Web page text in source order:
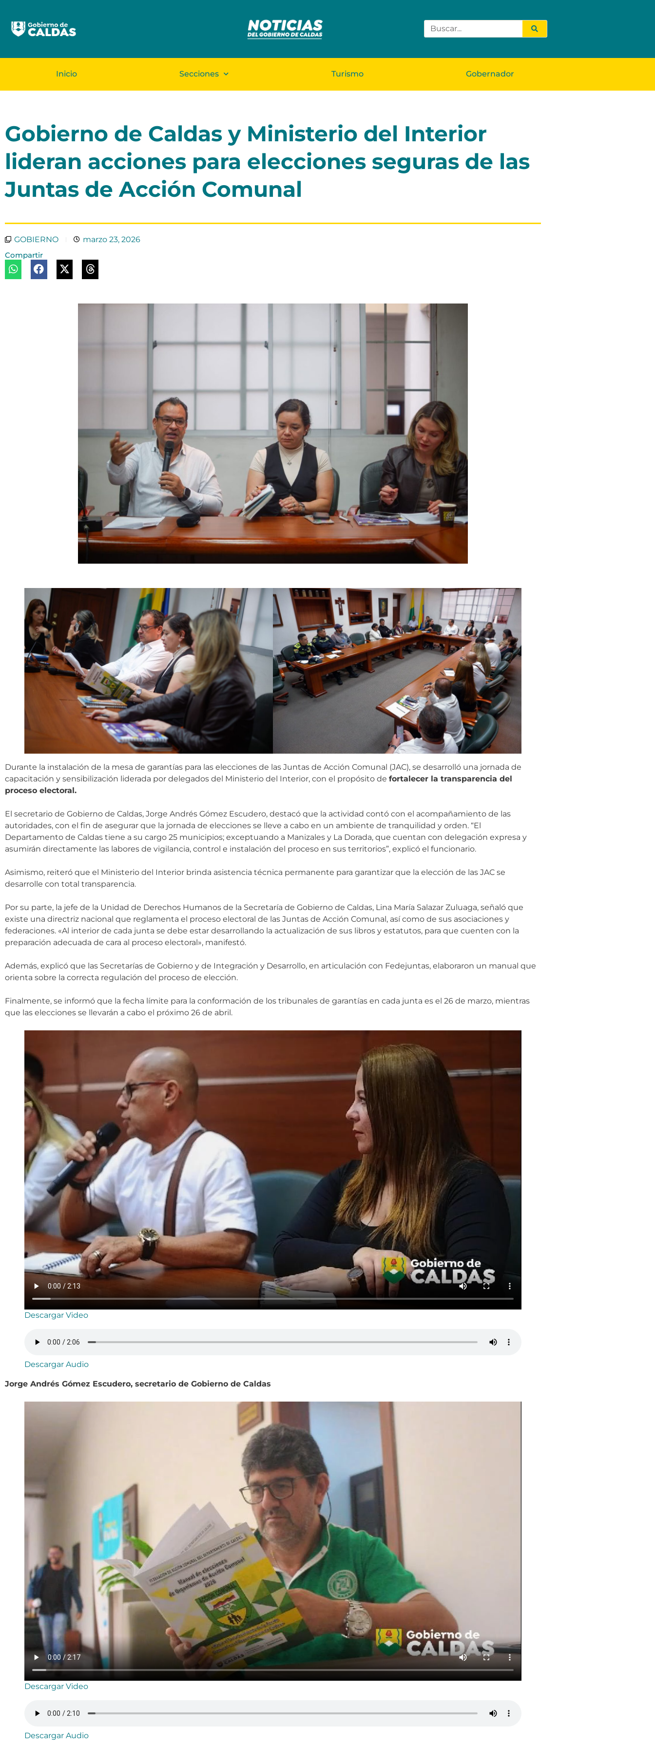
Inicio Secciones Turismo Gobernador
Gobierno de Caldas y Ministerio del Interior
lideran acciones para elecciones seguras de las
Juntas de Acción Comunal
GOBIERNO
marzo 23, 2026
Compartir
Durante la instalación de la mesa de garantías para las elecciones de las Juntas de Acción Comunal (JAC), se desarrolló una jornada de
capacitación y sensibilización liderada por delegados del Ministerio del Interior, con el propósito de fortalecer la transparencia del
proceso electoral.
El secretario de Gobierno de Caldas, Jorge Andrés Gómez Escudero, destacó que la actividad contó con el acompañamiento de las
autoridades, con el fin de asegurar que la jornada de elecciones se lleve a cabo en un ambiente de tranquilidad y orden. “El
Departamento de Caldas tiene a su cargo 25 municipios; exceptuando a Manizales y La Dorada, que cuentan con delegación expresa y
asumirán directamente las labores de vigilancia, control e instalación del proceso en sus territorios”, explicó el funcionario.
Asimismo, reiteró que el Ministerio del Interior brinda asistencia técnica permanente para garantizar que la elección de las JAC se
desarrolle con total transparencia.
Por su parte, la jefe de la Unidad de Derechos Humanos de la Secretaría de Gobierno de Caldas, Lina María Salazar Zuluaga, señaló que
existe una directriz nacional que reglamenta el proceso electoral de las Juntas de Acción Comunal, así como de sus asociaciones y
federaciones. «Al interior de cada junta se debe estar desarrollando la actualización de sus libros y estatutos, para que cuenten con la
preparación adecuada de cara al proceso electoral», manifestó.
Además, explicó que las Secretarías de Gobierno y de Integración y Desarrollo, en articulación con Fedejuntas, elaboraron un manual que
orienta sobre la correcta regulación del proceso de elección.
Finalmente, se informó que la fecha límite para la conformación de los tribunales de garantías en cada junta es el 26 de marzo, mientras
que las elecciones se llevarán a cabo el próximo 26 de abril.
Descargar Video
Descargar Audio
Jorge Andrés Gómez Escudero, secretario de Gobierno de Caldas
Descargar Video
Descargar Audio